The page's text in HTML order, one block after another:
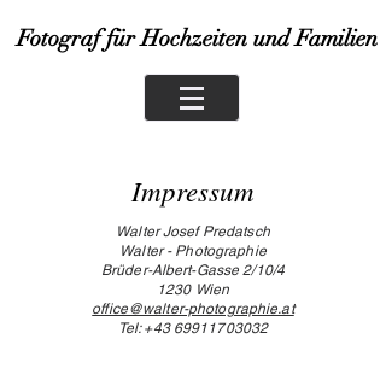
Fotograf für Hochzeiten und Familien
Impressum
Walter Josef Predatsch
Walter - Photographie
Brüder-Albert-Gasse 2/10/4
1230 Wien
office@walter-photographie.at
Tel:+43 69911703032